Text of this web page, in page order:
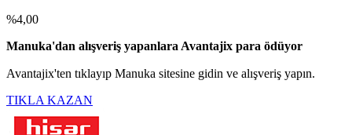
%4,00
Manuka'dan alışveriş yapanlara Avantajix para ödüyor
Avantajix'ten tıklayıp Manuka sitesine gidin ve alışveriş yapın.
TIKLA KAZAN